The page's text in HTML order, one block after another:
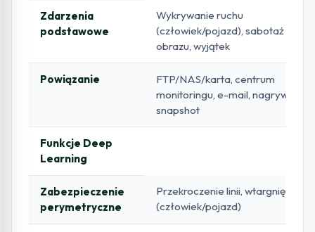
Zdarzenia
podstawowe
Wykrywanie ruchu
(człowiek/pojazd), sabotaż
obrazu, wyjątek
Powiązanie
FTP/NAS/karta, centrum
monitoringu, e-mail, nagrywanie,
snapshot
Funkcje Deep
Learning
Zabezpieczenie
perymetryczne
Przekroczenie linii, wtargnięcie
(człowiek/pojazd)